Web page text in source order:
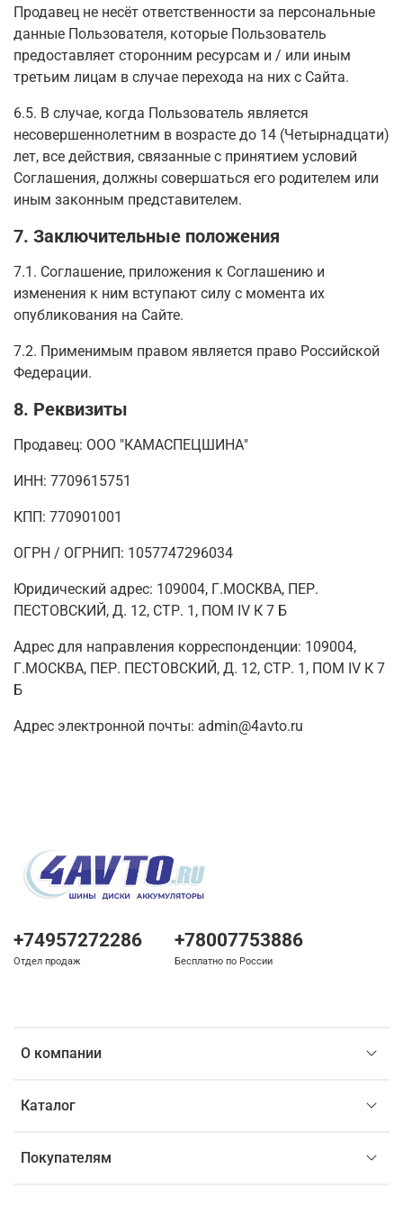
Продавец не несёт ответственности за персональные
данные Пользователя, которые Пользователь
предоставляет сторонним ресурсам и / или иным
третьим лицам в случае перехода на них с Сайта.
6.5. В случае, когда Пользователь является
несовершеннолетним в возрасте до 14 (Четырнадцати)
лет, все действия, связанные с принятием условий
Соглашения, должны совершаться его родителем или
иным законным представителем.
7. Заключительные положения
7.1. Соглашение, приложения к Соглашению и
изменения к ним вступают силу с момента их
опубликования на Сайте.
7.2. Применимым правом является право Российской
Федерации.
8. Реквизиты
Продавец: ООО "КАМАСПЕЦШИНА"
ИНН: 7709615751
КПП: 770901001
ОГРН / ОГРНИП: 1057747296034
Юридический адрес: 109004, Г.МОСКВА, ПЕР.
ПЕСТОВСКИЙ, Д. 12, СТР. 1, ПОМ IV К 7 Б
Адрес для направления корреспонденции: 109004,
Г.МОСКВА, ПЕР. ПЕСТОВСКИЙ, Д. 12, СТР. 1, ПОМ IV К 7
Б
Адрес электронной почты: admin@4avto.ru
О компании
Каталог
Покупателям
+74957272286
Отдел продаж
+78007753886
Бесплатно по России